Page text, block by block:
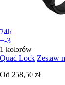
24h
+-3
1 kolorów
Quad Lock Zestaw
Od 258,50 zł